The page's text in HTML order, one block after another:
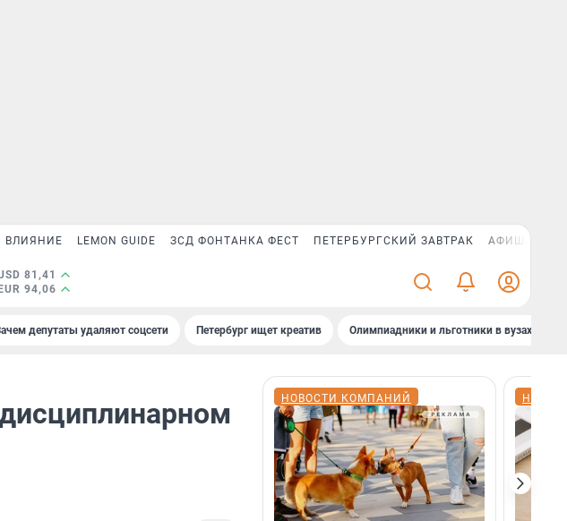
ВЛИЯНИЕ LEMON GUIDE ЗСД ФОНТАНКА ФЕСТ ПЕТЕРБУРГСКИЙ ЗАВТРАК АФИША PLUS
81,41
EUR 94,06
депутаты удаляют соцсети Петербург ищет креатив Олимпиадники и льготники в вузах СПб
НОВОСТИ КОМПАНИЙ